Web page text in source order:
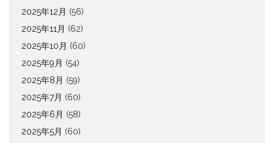
2025年12月 (56)
2025年11月 (62)
2025年10月 (60)
2025年9月 (54)
2025年8月 (59)
2025年7月 (60)
2025年6月 (58)
2025年5月 (60)